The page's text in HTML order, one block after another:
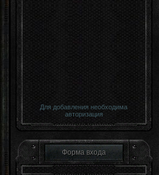
Для добавления необходима
авторизация
Форма входа